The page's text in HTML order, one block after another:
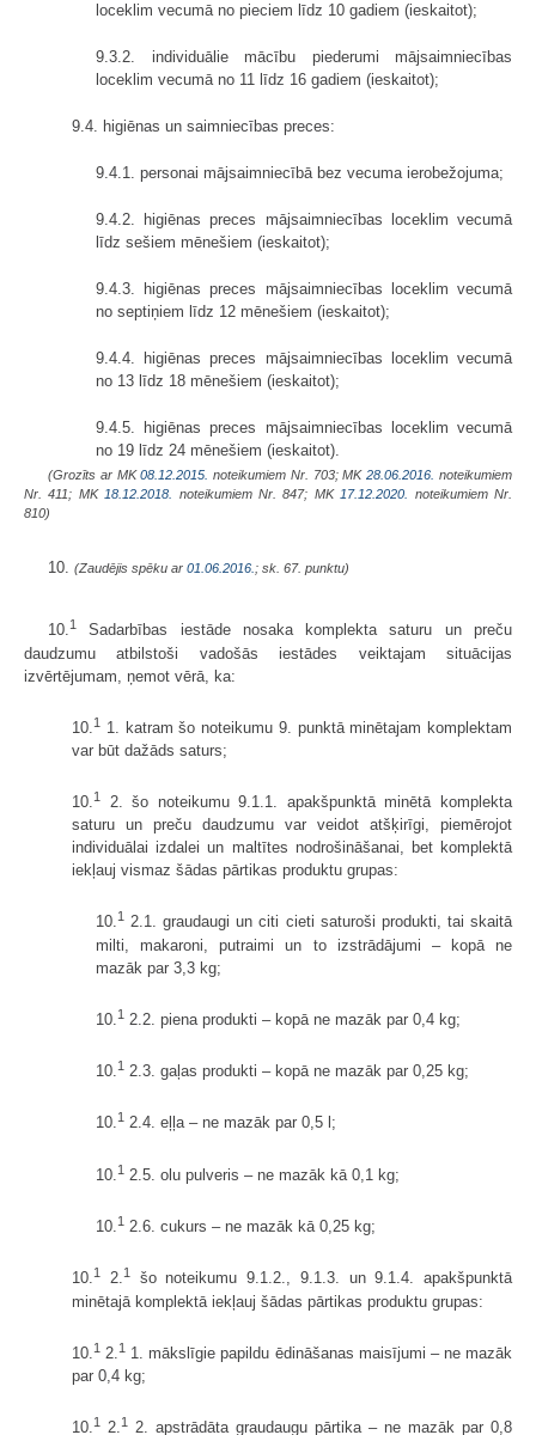
loceklim vecumā no pieciem līdz 10 gadiem (ieskaitot);
9.3.2. individuālie mācību piederumi mājsaimniecības
loceklim vecumā no 11 līdz 16 gadiem (ieskaitot);
9.4. higiēnas un saimniecības preces:
9.4.1. personai mājsaimniecībā bez vecuma ierobežojuma;
9.4.2. higiēnas preces mājsaimniecības loceklim vecumā
līdz sešiem mēnešiem (ieskaitot);
9.4.3. higiēnas preces mājsaimniecības loceklim vecumā
no septiņiem līdz 12 mēnešiem (ieskaitot);
9.4.4. higiēnas preces mājsaimniecības loceklim vecumā
no 13 līdz 18 mēnešiem (ieskaitot);
9.4.5. higiēnas preces mājsaimniecības loceklim vecumā
no 19 līdz 24 mēnešiem (ieskaitot).
(Grozīts ar MK08.12.2015. noteikumiem Nr. 703; MK28.06.2016. noteikumiem
Nr. 411; MK18.12.2018. noteikumiem Nr. 847; MK17.12.2020. noteikumiem Nr.
810)
10. (Zaudējis spēku ar 01.06.2016.; sk. 67. punktu)
10.1
Sadarbības iestāde nosaka komplekta saturu un preču
daudzumu atbilstoši vadošās iestādes veiktajam situācijas
izvērtējumam, ņemot vērā, ka:
10.1
1. katram šo noteikumu 9. punktā minētajam komplektam
var būt dažāds saturs;
10.1
2. šo noteikumu 9.1.1. apakšpunktā minētā komplekta
saturu un preču daudzumu var veidot atšķirīgi, piemērojot
individuālai izdalei un maltītes nodrošināšanai, bet komplektā
iekļauj vismaz šādas pārtikas produktu grupas:
10.1 2.1. graudaugi un citi cieti saturoši produkti, tai skaitā
milti, makaroni, putraimi un to izstrādājumi – kopā ne
mazāk par 3,3 kg;
10.1 2.2. piena produkti – kopā ne mazāk par 0,4 kg;
10.1 2.3. gaļas produkti – kopā ne mazāk par 0,25 kg;
10.1 2.4. eļļa – ne mazāk par 0,5 l;
10.1 2.5. olu pulveris – ne mazāk kā 0,1 kg;
10.1 2.6. cukurs – ne mazāk kā 0,25 kg;
10.1 2.1šo noteikumu 9.1.2., 9.1.3. un 9.1.4. apakšpunktā
minētajā komplektā iekļauj šādas pārtikas produktu grupas:
10.1 2.1 1. mākslīgie papildu ēdināšanas maisījumi – ne mazāk
par 0,4 kg;
10.1 2.1 2. apstrādāta graudaugu pārtika – ne mazāk par 0,8